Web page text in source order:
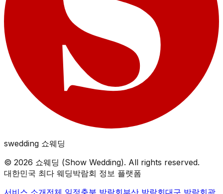
swedding 쇼웨딩
© 2026 쇼웨딩 (Show Wedding). All rights reserved.
대한민국 최다 웨딩박람회 정보 플랫폼